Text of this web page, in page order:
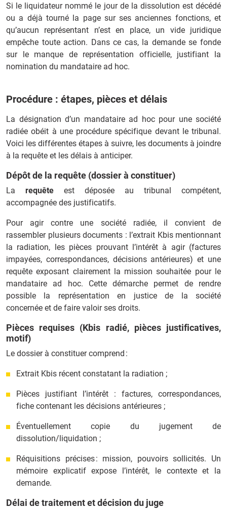
Si le liquidateur nommé le jour de la dissolution est décédé
ou a déjà tourné la page sur ses anciennes fonctions, et
qu’aucun représentant n’est en place, un vide juridique
empêche toute action. Dans ce cas, la demande se fonde
sur le manque de représentation officielle, justifiant la
nomination du mandataire ad hoc.
Procédure : étapes, pièces et délais
La désignation d’un mandataire ad hoc pour une société
radiée obéit à une procédure spécifique devant le tribunal.
Voici les différentes étapes à suivre, les documents à joindre
à la requête et les délais à anticiper.
Dépôt de la requête (dossier à constituer)
La requête est déposée au tribunal compétent,
accompagnée des justificatifs.
Pour agir contre une société radiée, il convient de
rassembler plusieurs documents : l’extrait Kbis mentionnant
la radiation, les pièces prouvant l’intérêt à agir (factures
impayées, correspondances, décisions antérieures) et une
requête exposant clairement la mission souhaitée pour le
mandataire ad hoc. Cette démarche permet de rendre
possible la représentation en justice de la société
concernée et de faire valoir ses droits.
Pièces requises (Kbis radié, pièces justificatives,
motif)
Le dossier à constituer comprend :
Extrait Kbis récent constatant la radiation ;
Pièces justifiant l’intérêt : factures, correspondances,
fiche contenant les décisions antérieures ;
Éventuellement copie du jugement de
dissolution/liquidation ;
Réquisitions précises : mission, pouvoirs sollicités. Un
mémoire explicatif expose l’intérêt, le contexte et la
demande.
Délai de traitement et décision du juge